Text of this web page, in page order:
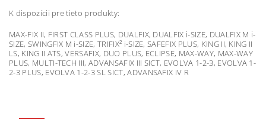
K dispozícii pre tieto produkty:
MAX-FIX II, FIRST CLASS PLUS, DUALFIX, DUALFIX i-SIZE, DUALFIX M i-
SIZE, SWINGFIX M i-SIZE, TRIFIX² i-SIZE, SAFEFIX PLUS, KING II, KING II
LS, KING II ATS, VERSAFIX, DUO PLUS, ECLIPSE, MAX-WAY, MAX-WAY
PLUS, MULTI-TECH III, ADVANSAFIX III SICT, EVOLVA 1-2-3, EVOLVA 1-
2-3 PLUS, EVOLVA 1-2-3 SL SICT, ADVANSAFIX IV R